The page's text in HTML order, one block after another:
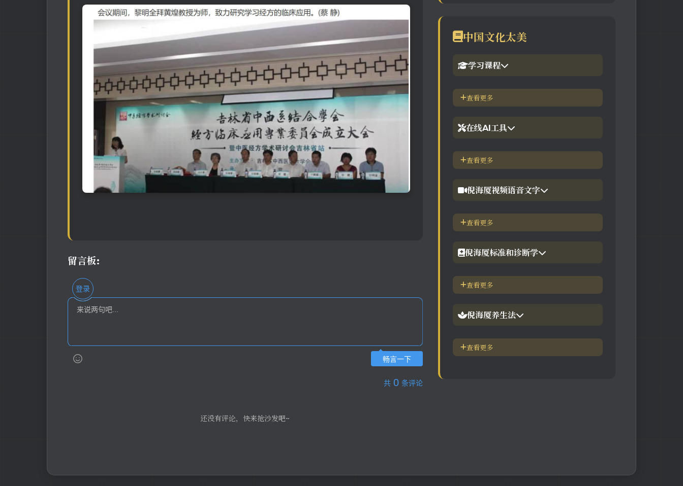
留言板:
登录
畅言一下
共 0 条评论
还没有评论，快来抢沙发吧~
中国文化太美
学习课程
1.倪海厦官网备份版
查看更多
在线AI工具
【工具】紫微斗数命理分析
查看更多
倪海厦视频语音文字
【视频】倪海厦-针灸大成
查看更多
倪海厦标准和诊断学
倪海厦简介-传奇人生
查看更多
倪海厦养生法
五脏逼毒法和易筋经
查看更多